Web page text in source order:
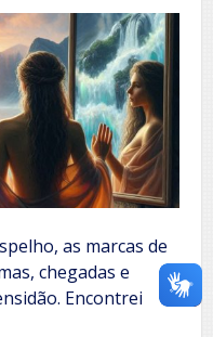
as marcas de
chegadas e
Encontrei